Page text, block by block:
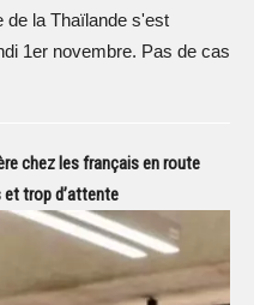
de la Thaïlande s'est
1er novembre. Pas de cas
chez les français en route
et trop d’attente